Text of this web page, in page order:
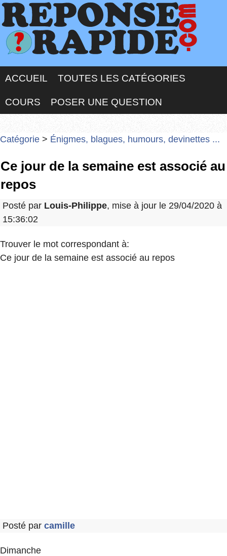
ACCUEIL TOUTES LES CATÉGORIES
COURS POSER UNE QUESTION
Catégorie > Énigmes, blagues, humours, devinettes ...
Ce jour de la semaine est associé au
repos
Posté par Louis-Philippe, mise à jour le 29/04/2020 à
15:36:02
Trouver le mot correspondant à:
Ce jour de la semaine est associé au repos
Posté par camille
Dimanche